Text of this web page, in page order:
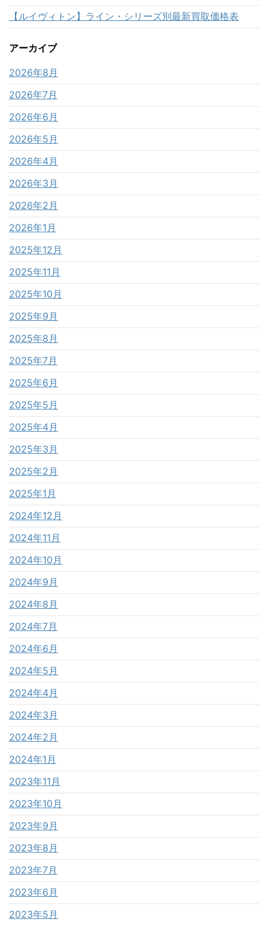
【ルイヴィトン】ライン・シリーズ別最新買取価格表
アーカイブ
2026年8月
2026年7月
2026年6月
2026年5月
2026年4月
2026年3月
2026年2月
2026年1月
2025年12月
2025年11月
2025年10月
2025年9月
2025年8月
2025年7月
2025年6月
2025年5月
2025年4月
2025年3月
2025年2月
2025年1月
2024年12月
2024年11月
2024年10月
2024年9月
2024年8月
2024年7月
2024年6月
2024年5月
2024年4月
2024年3月
2024年2月
2024年1月
2023年11月
2023年10月
2023年9月
2023年8月
2023年7月
2023年6月
2023年5月